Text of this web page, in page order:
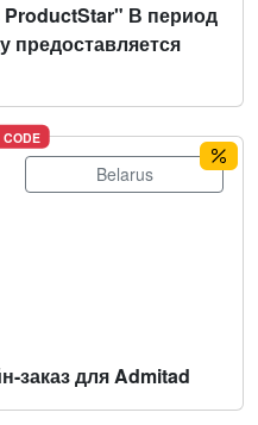
В период
предоставляется
Belarus
заказ для Admitad